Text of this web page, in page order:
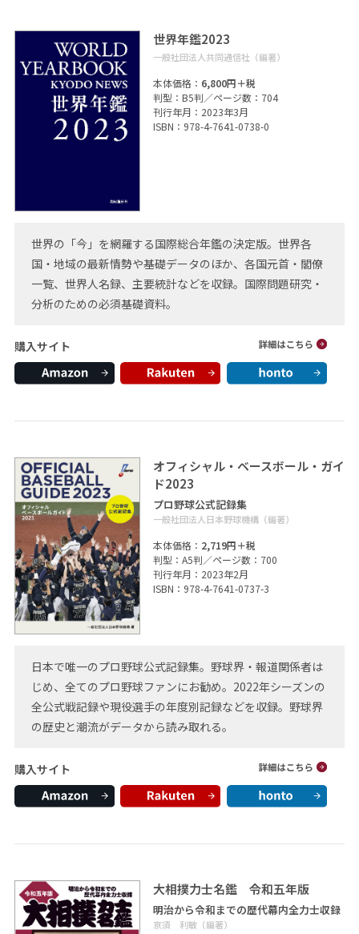
世界年鑑2023
一般社団法人共同通信社（編著）
本体価格： 6,800円＋税
判型：B5判／ページ数：704
刊行年月：2023年3月
ISBN：978-4-7641-0738-0
世界の「今」を網羅する国際総合年鑑の決定版。世界各
国・地域の最新情勢や基礎データのほか、各国元首・閣僚
一覧、世界人名録、主要統計などを収録。国際問題研究・
分析のための必須基礎資料。
購入サイト
オフィシャル・ベースボール・ガイ
ド2023
プロ野球公式記録集
一般社団法人日本野球機構（編著）
本体価格： 2,719円＋税
判型：A5判／ページ数：700
刊行年月：2023年2月
ISBN：978-4-7641-0737-3
日本で唯一のプロ野球公式記録集。野球界・報道関係者は
じめ、全てのプロ野球ファンにお勧め。2022年シーズンの
全公式戦記録や現役選手の年度別記録などを収録。野球界
の歴史と潮流がデータから読み取れる。
購入サイト
大相撲力士名鑑 令和五年版
明治から令和までの歴代幕内全力士収録
亰須 利敏（編著）